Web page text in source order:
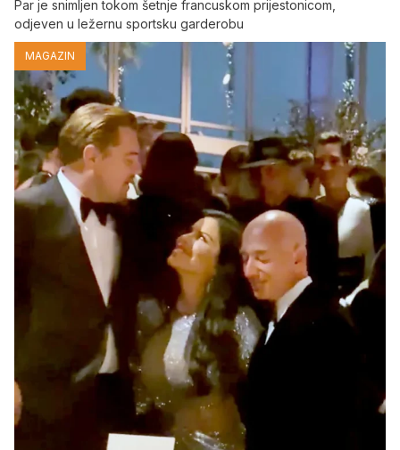
Par je snimljen tokom šetnje francuskom prijestonicom,
odjeven u ležernu sportsku garderobu
MAGAZIN